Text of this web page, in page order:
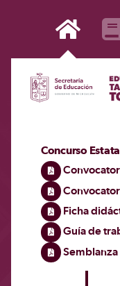
Concurso
Ficha
Guía de